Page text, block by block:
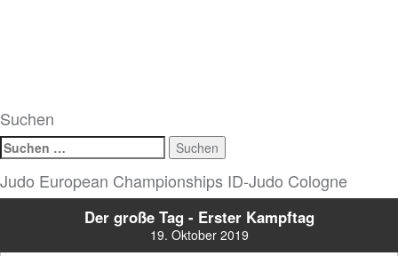
Suchen
Suchen
nach:
Judo European Championships ID-Judo Cologne
Der große Tag - Erster Kampftag
19. Oktober 2019